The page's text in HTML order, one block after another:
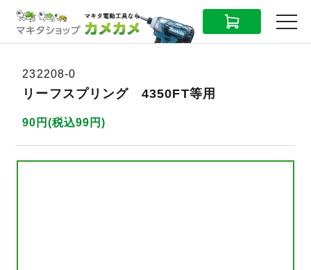
CART MENU
232208-0
リーフスプリング 4350FT等用
90円(税込99円)